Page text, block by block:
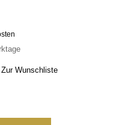
Zur Wunschliste
MENGE